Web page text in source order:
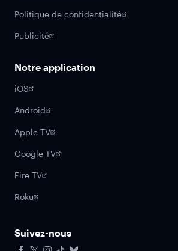
Politique de confidentialité
Publicité
Notre application
iOS
Android
Apple TV
Google TV
Fire TV
Roku
Suivez-nous